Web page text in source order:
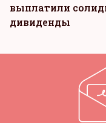
выплатили
дивиденды